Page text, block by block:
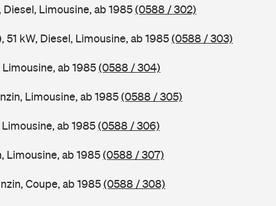
Limousine, ab 1985(0588 / 302)
51 kW, Diesel, Limousine, ab 1985(0588 / 303)
ab 1985(0588 / 304)
Limousine, ab 1985(0588 / 305)
ab 1985(0588 / 306)
Limousine, ab 1985(0588 / 307)
Coupe, ab 1985(0588 / 308)